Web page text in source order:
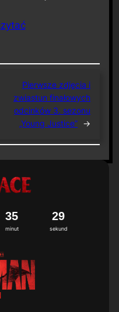
Pierwsze zdjęcia i
zwiastun finałowych
odcinków 3. sezonu
„Young Justice” →
minut
35
sekund
28
9